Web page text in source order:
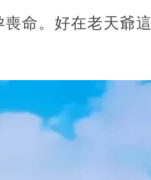
命。好在老天爺這